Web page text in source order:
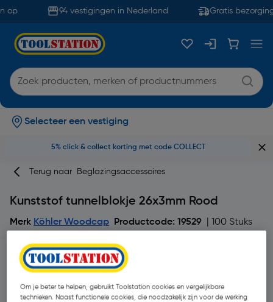
op 94 vestigingen in Nederland Gratis
Selecteer een vestiging
5% click & collect korting met code COLLECT
Terug naar Beglazingsaccessoires
Kunststof tunnelblokje 26x3mm Rood
Merk Köhler Woodcap Productcode: 19529 | 100 Stuks
Om je beter te helpen, gebruikt Toolstation cookies en vergelijkbare
technieken. Naast functionele cookies, die noodzakelijk zijn voor de werking